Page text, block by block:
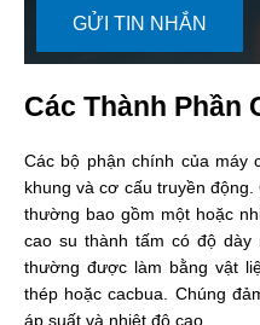
GỬI TIN NHẮN
Các Thành Phần
Các bộ phận chính của máy
khung và cơ cấu truyền
thường bao gồm một hoặc
cao su thành tấm có độ dày
thường được làm bằng vật
thép hoặc cacbua. Chúng
áp suất và nhiệt độ cao.